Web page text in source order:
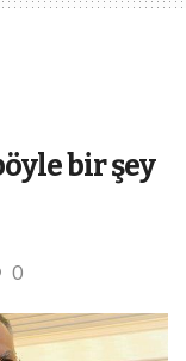
bir şey
0